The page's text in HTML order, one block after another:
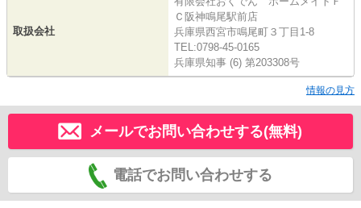
取扱会社
Ｃ阪神鳴尾駅前店
兵庫県西宮市鳴尾町３丁目1-8
TEL:0798-45-0165
兵庫県知事 (6) 第203308号
情報の見方
メールでお問い合わせする(無料)
電話でお問い合わせする